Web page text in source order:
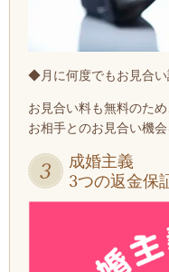
◆月に何度でもお見合
お見合い料も無料のた
お相手とのお見合い機
成婚主義
3つの返金保